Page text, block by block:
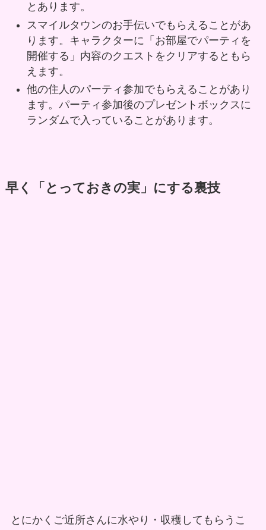
とあります。
スマイルタウンのお手伝いでもらえることがあ
ります。キャラクターに「お部屋でパーティを
開催する」内容のクエストをクリアするともら
えます。
他の住人のパーティ参加でもらえることがあり
ます。パーティ参加後のプレゼントボックスに
ランダムで入っていることがあります。
早く「とっておきの実」にする裏技
とにかくご近所さんに水やり・収穫してもらうこ